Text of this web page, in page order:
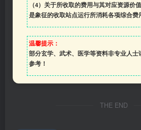
（4） 关于所收取的费用与其对应资源价
是象征的收取站点运行所消耗各项综合费
温馨提示：
部分玄学、武术、医学等资料非专业人士
参考！
THE END